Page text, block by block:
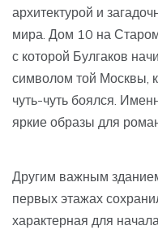
архитектурой и
мира. Дом 10 на Старом
с которой Булгаков
символом той Москвы,
чуть-чуть боялся.
яркие образы для
Другим важным
первых этажах
характерная для